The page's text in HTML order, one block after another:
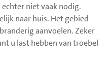
niet vaak nodig.
naar huis. Het gebied
aanvoelen. Zeker
u last hebben van troebel